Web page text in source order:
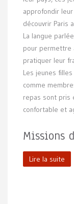
approfondir
découvrir Paris
La langue
pour permettre
pratiquer leur
Les jeunes
comme
repas sont pris
confortable et
Missions
Lire la suite